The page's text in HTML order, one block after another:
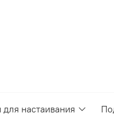
настаивания